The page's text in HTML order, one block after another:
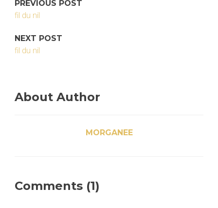
PREVIOUS POST
fil du nil
NEXT POST
fil du nil
About Author
MORGANEE
Comments (1)